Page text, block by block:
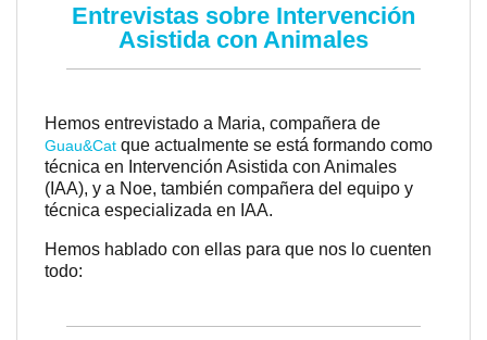
Entrevistas sobre Intervención
Asistida con Animales
Hemos entrevistado a Maria, compañera de
Guau&Cat que actualmente se está formando como
técnica en Intervención Asistida con Animales
(IAA), y a Noe, también compañera del equipo y
técnica especializada en IAA.
Hemos hablado con ellas para que nos lo cuenten
todo: